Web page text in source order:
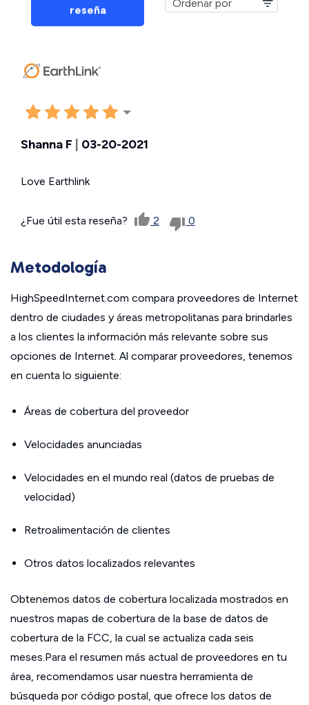
reseña
Shanna F 03-20-2021
Love Earthlink
¿Fue útil esta reseña? 2 0
Metodología
HighSpeedInternet.com compara proveedores de Internet
dentro de ciudades y áreas metropolitanas para brindarles
a los clientes la información más relevante sobre sus
opciones de Internet. Al comparar proveedores, tenemos
en cuenta lo siguiente:
Áreas de cobertura del proveedor
Velocidades anunciadas
Velocidades en el mundo real (datos de pruebas de
velocidad)
Retroalimentación de clientes
Otros datos localizados relevantes
Obtenemos datos de cobertura localizada mostrados en
nuestros mapas de cobertura de la base de datos de
cobertura de la FCC, la cual se actualiza cada seis
meses.Para el resumen más actual de proveedores en tu
área, recomendamos usar nuestra herramienta de
búsqueda por código postal, que ofrece los datos de